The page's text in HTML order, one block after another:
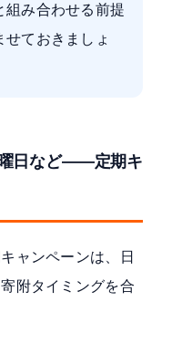
組み合わせる前提
ておきましょ
日など——定期キ
ャンペーンは、日
附タイミングを合